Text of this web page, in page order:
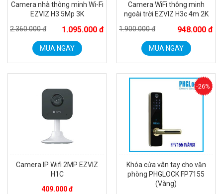
Camera nhà thông minh Wi-Fi
EZVIZ H3 5Mp 3K
2.360.000 đ
1.095.000 đ
MUA NGAY
Camera WiFi thông minh
ngoài trời EZVIZ H3c 4m 2K
1.900.000 đ
948.000 đ
MUA NGAY
Camera IP Wifi 2MP EZVIZ
H1C
409.000 đ
Khóa cửa vân tay cho văn
phòng PHGLOCK FP7155
(Vàng)
-26%
Camera WiFi quay quét thông minh 2MP EZVIZ H8C
909.000 đ